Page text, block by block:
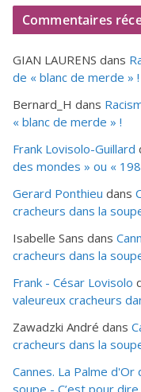
Commentaires
GIAN LAURENS dans
de « blanc de merde » !
Bernard_H dans
« blanc de merde » !
Frank Lovisolo-Guillard
des mondes » ou «
Gerard Ponthieu dans
cracheurs dans la
Isabelle Sans dans
cracheurs dans la
Frank - César Lovisolo
valeureux cracheurs
Zawadzki André dans
cracheurs dans la
Cannes. La Palme